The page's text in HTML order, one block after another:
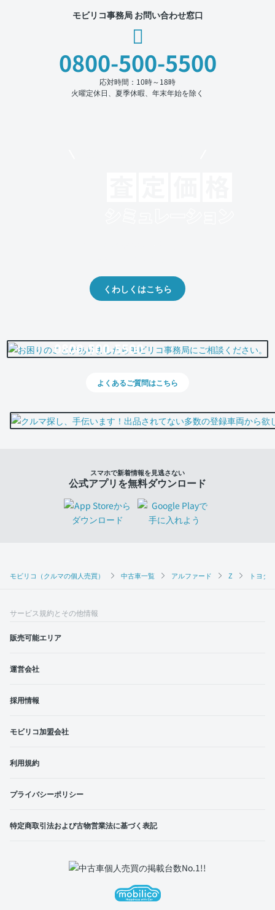
モビリコ（クルマの個人売買） 中古車一覧 アルファード Z トヨタ
モビリコ事務局 お問い合わせ窓口
0800-500-5500
応対時間：10時～18時
火曜定休日、夏季休暇、年末年始を除く
くわしくはこちら
0800-500-5500
よくあるご質問はこちら
スマホで新着情報を見逃さない
公式アプリを無料ダウンロード
サービス規約とその他情報
販売可能エリア
運営会社
採用情報
モビリコ加盟会社
利用規約
プライバシーポリシー
特定商取引法および古物営業法に基づく表記